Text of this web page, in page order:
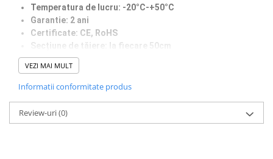
Temperatura de lucru: -20°C-+50°C
Garantie: 2 ani
Certificate: CE, RoHS
Secțiune de tăiere: la fiecare 50
Grosimea PCB: suport dublu
Durata de viata: 50.000 ore
VEZI MAI MULT
Informatii conformitate produs
Review-uri(0)